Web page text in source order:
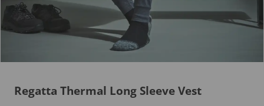
Regatta Thermal Long Sleeve Vest